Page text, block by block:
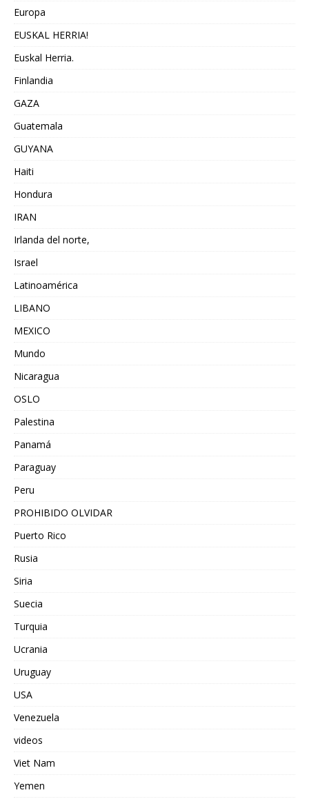
Europa
EUSKAL HERRIA!
Euskal Herria.
Finlandia
GAZA
Guatemala
GUYANA
Haiti
Hondura
IRAN
Irlanda del norte,
Israel
Latinoamérica
LIBANO
MEXICO
Mundo
Nicaragua
OSLO
Palestina
Panamá
Paraguay
Peru
PROHIBIDO OLVIDAR
Puerto Rico
Rusia
Siria
Suecia
Turquia
Ucrania
Uruguay
USA
Venezuela
videos
Viet Nam
Yemen